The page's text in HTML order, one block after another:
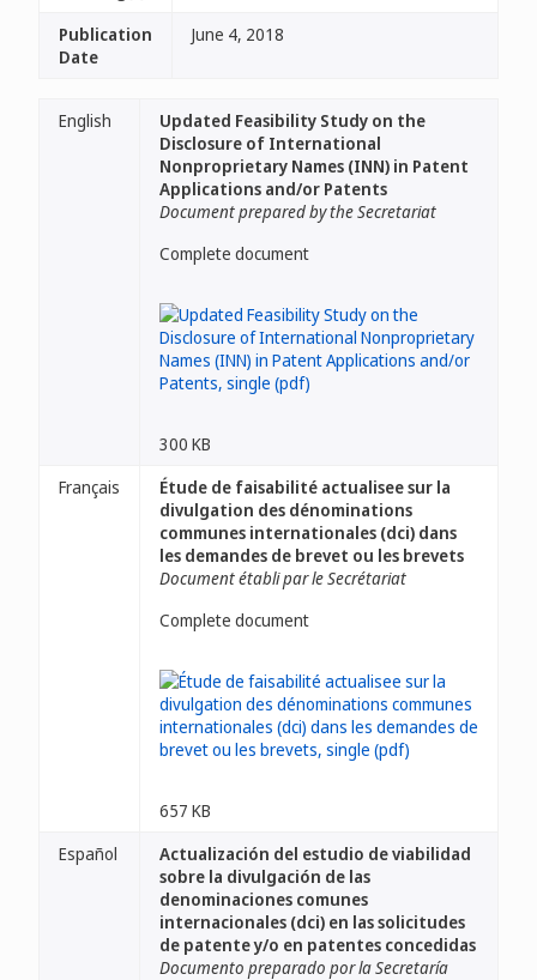
Publication
Date
June 4, 2018
English
Updated Feasibility Study on the
Disclosure of International
Nonproprietary Names (INN) in Patent
Applications and/or Patents
Document prepared by the Secretariat
Complete document
300 KB
Français
Étude de faisabilité actualisee sur la
divulgation des dénominations
communes internationales (dci) dans
les demandes de brevet ou les brevets
Document établi par le Secrétariat
Complete document
657 KB
Español
Actualización del estudio de viabilidad
sobre la divulgación de las
denominaciones comunes
internacionales (dci) en las solicitudes
de patente y/o en patentes concedidas
Documento preparado por la Secretaría